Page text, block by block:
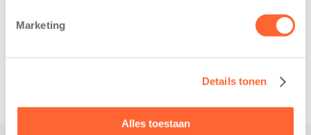
Marketing
Details tonen
Alles toestaan
de wijk Wiarda in
Leeuwarden Zuid.